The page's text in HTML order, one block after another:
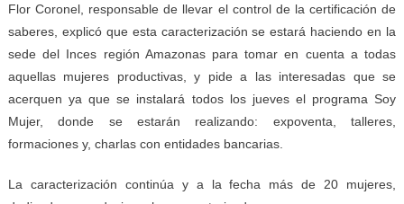
Flor Coronel, responsable de llevar el control de la certificación de
saberes, explicó que esta caracterización se estará haciendo en la
sede del Inces región Amazonas para tomar en cuenta a todas
aquellas mujeres productivas, y pide a las interesadas que se
acerquen ya que se instalará todos los jueves el programa Soy
Mujer, donde se estarán realizando: expoventa, talleres,
formaciones y, charlas con entidades bancarias.
La caracterización continúa y a la fecha más de 20 mujeres,